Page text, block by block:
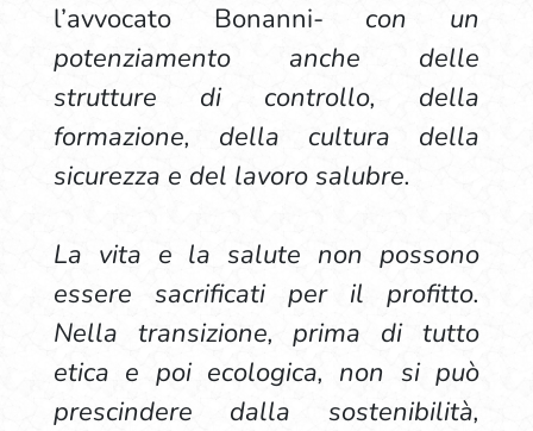
l’avvocato Bonanni- con un
potenziamento anche delle
strutture di controllo, della
formazione, della cultura della
sicurezza e del lavoro salubre.
La vita e la salute non possono
essere sacrificati per il profitto.
Nella transizione, prima di tutto
etica e poi ecologica, non si può
prescindere dalla sostenibilità,